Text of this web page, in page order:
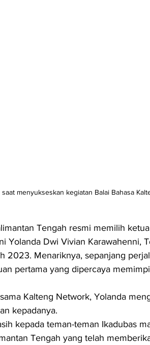
menyukseskan kegiatan Balai Bahasa
Tengah resmi memilih
Yolanda Dwi Vivian Karawahenni,
2023. Menariknya, sepanjang
pertama yang dipercaya
Kalteng Network, Yolanda
kepadanya.
kepada teman-teman Ikadubas
Tengah yang telah